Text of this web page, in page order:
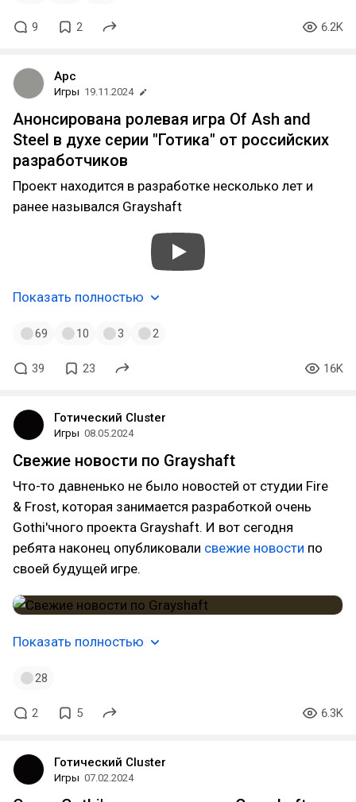
9 2 6.2K
Арс
Игры 19.11.2024
Анонсирована ролевая игра Of Ash and
Steel в духе серии "Готика" от российских
разработчиков
Проект находится в разработке несколько лет и
ранее назывался Grayshaft
Показать полностью
69 10 3 2
39 23 16K
Готический Cluster
Игры 08.05.2024
Свежие новости по Grayshaft
Что-то давненько не было новостей от студии Fire
& Frost, которая занимается разработкой очень
Gothi'чного проекта Grayshaft. И вот сегодня
ребята наконец опубликовали свежие новости по
своей будущей игре.
Показать полностью
28
2 5 6.3K
Готический Cluster
Игры 07.02.2024